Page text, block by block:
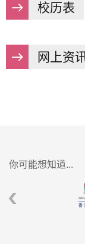
校历表
网上资
你可能想知道...